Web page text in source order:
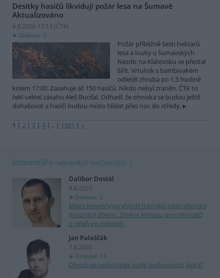
Desítky hasičů likvidují požár lesa na Šumavě
Aktualizováno
4.8.2026 17:13 (ČTK)
Diskuse: 2
Požár přibližně šesti hektarů
lesa a louky u šumavských
Nezdic na Klatovsku se přestal
šířit. Vrtulník s bambivakem
odletěl zhruba po 1,5 hodině
kolem 17:00. Zasahuje až 150 hasičů. Nikdo nebyl zraněn. ČTK to
řekl velitel zásahu Aleš Bucifal. Odhadl, že ohniska se budou ještě
dohašovat a hasiči budou místo hlídat přes noc do středy.
1 | 2 | 3 | 4 | .. | 1581 | »
komentáře nejnovější nejčtenější
Dalibor Dostál
8.8.2026
Diskuse: 2
Místo kosení vyprahlých trávníků odstraňování
invazních dřevin. Změny klimatu promění péči
o zeleň ve městech
Jan Palaščák
7.8.2026
Diskuse: 13
Ohrožuje nedostatek vody budoucnost jádra?